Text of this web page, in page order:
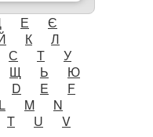
Е
Є
К
Л
С Т
У
Щ Ь
Ю
D E
F
L M
N
T U
V